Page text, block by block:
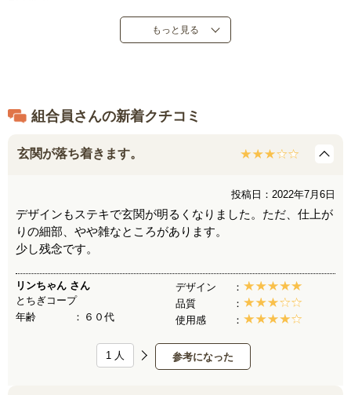
もっと見る
組合員さんの新着クチコミ
玄関が落ち着きます。
投稿日：2022年7月6日
デザインもステキで玄関が明るくなりました。ただ、仕上が
りの細部、やや雑なところがあります。
少し残念です。
リンちゃん さん
とちぎコープ
年齢
６０代
デザイン
品質
使用感
参考になった
1 人